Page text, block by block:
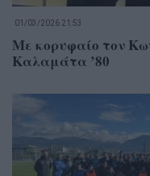
01/03/2026 21:53
Με κορυφαίο τον
Καλαμάτα ’80